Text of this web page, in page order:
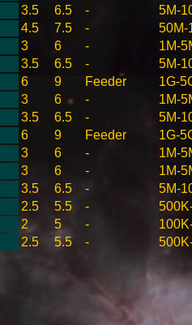
3.5 6.5 -
5M-
4.5 7.5 -
50M-
3 6 -
1M-
3.5 6.5 -
5M-
6 9 Feeder
1G-
3 6 -
1M-
3.5 6.5 -
5M-
6 9 Feeder
1G-
3 6 -
1M-
3 6 -
1M-
3.5 6.5 -
5M-
2.5 5.5 -
2 5 -
2.5 5.5 -